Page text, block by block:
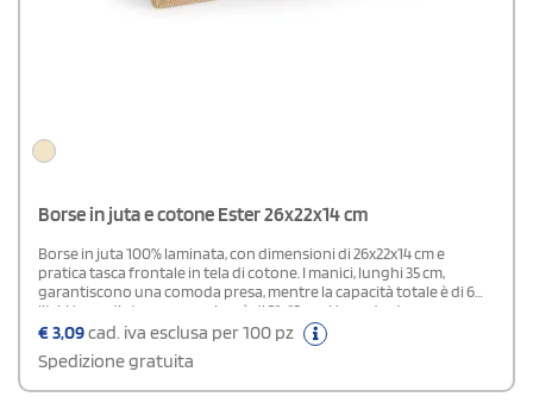
Borse in juta e cotone Ester 26x22x14 cm
Borse in juta 100% laminata, con dimensioni di 26x22x14 cm e
pratica tasca frontale in tela di cotone. I manici, lunghi 35 cm,
garantiscono una comoda presa, mentre la capacità totale è di 6
litri. L’area di stampa massima è di 21x13 cm. Un gadget
promozionale ecologico perfetto per chi desidera offrire ai propri
€3,09cad. iva esclusa per 100 pz
Spedizione gratuita